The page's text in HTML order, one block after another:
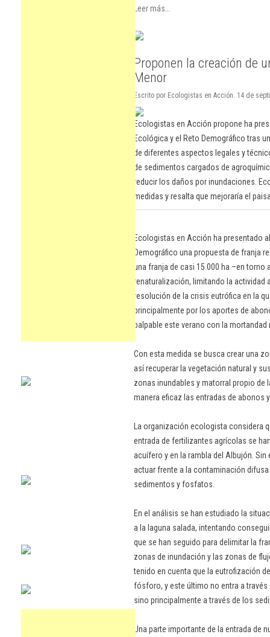
Leer más...
Proponen la creación de
Menor
Escrito por Ecologistas en Acción. 14 de
Ecologistas en Acción propone ha
Ecológica y el Reto Demográfico tras
de diferentes aspectos legales y
de sedimentos cargados de
reducir los daños por inundaciones.
medidas y resalta que mejoraría el
Ecologistas en Acción ha presentado
Demográfico una propuesta de franja
una franja de casi 15.000 ha –en
renaturalización, limitando la actividad
resolución de la crisis eutrófica en la
principalmente por los aportes de
palpable este verano con la
Con esta medida se busca crear una
así recuperar la vegetación natural y
zonas inundables y matorral propio de
manera eficaz las entradas de abonos
La organización ecologista considera
entrada de fertilizantes agrícolas se
acuífero y en la rambla del Albujón.
actuar frente a la contaminación
sedimentos y fosfatos.
En el análisis se han estudiado la
a la laguna salada, intentando
que se han seguido para delimitar la
zonas de inundación y las zonas de
tenido en cuenta que la eutrofización
fósforo, y este último no entra a
sino principalmente a través de los
Una parte importante de la entrada de